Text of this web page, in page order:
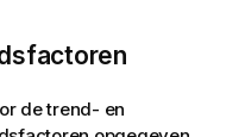
de trend- en